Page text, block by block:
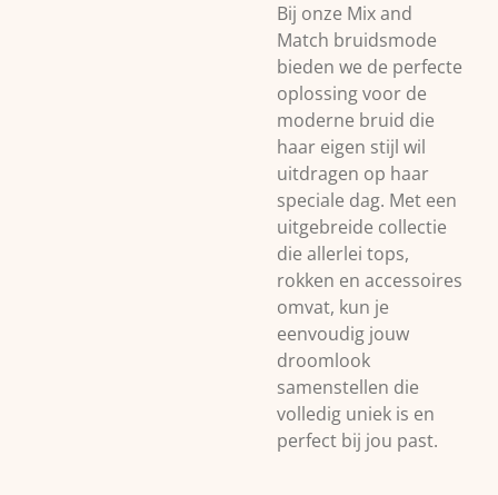
Bij onze Mix and
Match bruidsmode
bieden we de perfecte
oplossing voor de
moderne bruid die
haar eigen stijl wil
uitdragen op haar
speciale dag. Met een
uitgebreide collectie
die allerlei tops,
rokken en accessoires
omvat, kun je
eenvoudig jouw
droomlook
samenstellen die
volledig uniek is en
perfect bij jou past.